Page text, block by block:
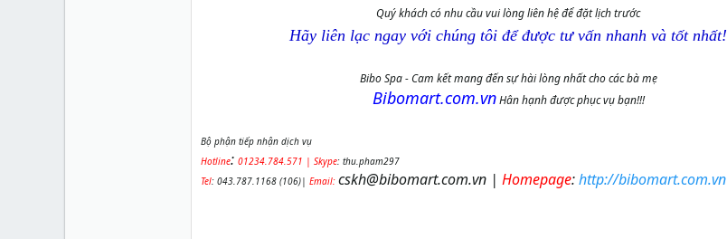
Quý khách có nhu cầu vui lòng liên hệ để đặt lịch trước
Hãy liên lạc ngay với chúng tôi để được tư vấn nhanh và tốt nhất!
Bibo Spa - Cam kết mang đến sự hài lòng nhất cho các bà mẹ
Bibomart.com.vnHân hạnh được phục vụ bạn!!!
Bộ phận tiếp nhận dịch vụ
Hotline: 01234.784.571 | Skype: thu.pham297
Tel: 043.787.1168 (106)| Email: cskh@bibomart.com.vn | Homepage:http://bibomart.com.vn